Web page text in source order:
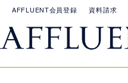
AFFLUENT会員登録 資料請求